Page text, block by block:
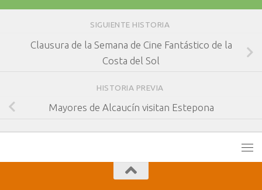
SIGUIENTE HISTORIA
Clausura de la Semana de Cine Fantástico de la
Costa del Sol
HISTORIA PREVIA
Mayores de Alcaucín visitan Estepona